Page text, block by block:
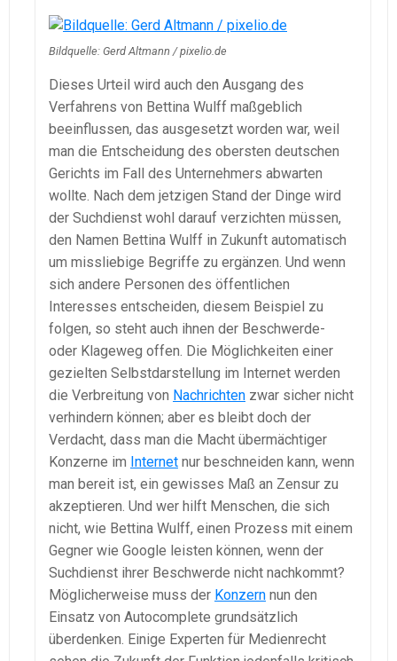
Bildquelle: Gerd Altmann / pixelio.de
Dieses Urteil wird auch den Ausgang des
Verfahrens von Bettina Wulff maßgeblich
beeinflussen, das ausgesetzt worden war, weil
man die Entscheidung des obersten deutschen
Gerichts im Fall des Unternehmers abwarten
wollte. Nach dem jetzigen Stand der Dinge wird
der Suchdienst wohl darauf verzichten müssen,
den Namen Bettina Wulff in Zukunft automatisch
um missliebige Begriffe zu ergänzen. Und wenn
sich andere Personen des öffentlichen
Interesses entscheiden, diesem Beispiel zu
folgen, so steht auch ihnen der Beschwerde-
oder Klageweg offen. Die Möglichkeiten einer
gezielten Selbstdarstellung im Internet werden
die Verbreitung von Nachrichten zwar sicher nicht
verhindern können; aber es bleibt doch der
Verdacht, dass man die Macht übermächtiger
Konzerne im Internet nur beschneiden kann, wenn
man bereit ist, ein gewisses Maß an Zensur zu
akzeptieren. Und wer hilft Menschen, die sich
nicht, wie Bettina Wulff, einen Prozess mit einem
Gegner wie Google leisten können, wenn der
Suchdienst ihrer Beschwerde nicht nachkommt?
Möglicherweise muss der Konzern nun den
Einsatz von Autocomplete grundsätzlich
überdenken. Einige Experten für Medienrecht